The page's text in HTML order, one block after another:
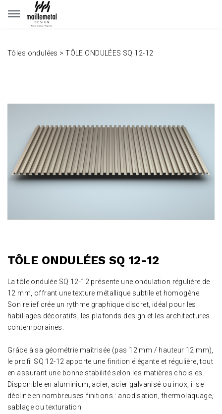
Panneau de gestion des cookies
Tôles ondulées > TÔLE ONDULÉES SQ 12-12
TÔLE ONDULÉES SQ 12-12
La tôle ondulée SQ 12-12 présente une ondulation régulière de
12 mm, offrant une texture métallique subtile et homogène.
Son relief crée un rythme graphique discret, idéal pour les
habillages décoratifs, les plafonds design et les architectures
contemporaines.
Grâce à sa géométrie maîtrisée (pas 12 mm / hauteur 12 mm),
le profil SQ 12-12 apporte une finition élégante et régulière, tout
en assurant une bonne stabilité selon les matières choisies.
Disponible en aluminium, acier, acier galvanisé ou inox, il se
décline en nombreuses finitions : anodisation, thermolaquage,
sablage ou texturation.